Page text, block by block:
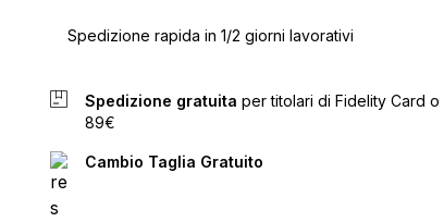
Spedizione rapida in 1/2 giorni lavorativi
Spedizione gratuita per titolari di Fidelity Card o
89€
Cambio Taglia Gratuito